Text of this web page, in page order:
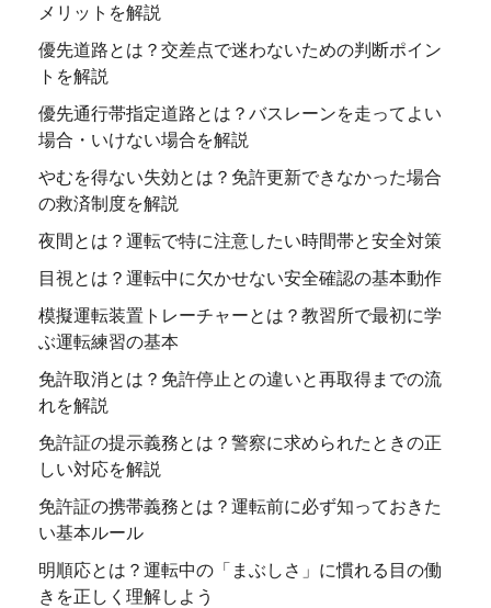
メリットを解説
優先道路とは？交差点で迷わないための判断ポイン
トを解説
優先通行帯指定道路とは？バスレーンを走ってよい
場合・いけない場合を解説
やむを得ない失効とは？免許更新できなかった場合
の救済制度を解説
夜間とは？運転で特に注意したい時間帯と安全対策
目視とは？運転中に欠かせない安全確認の基本動作
模擬運転装置トレーチャーとは？教習所で最初に学
ぶ運転練習の基本
免許取消とは？免許停止との違いと再取得までの流
れを解説
免許証の提示義務とは？警察に求められたときの正
しい対応を解説
免許証の携帯義務とは？運転前に必ず知っておきた
い基本ルール
明順応とは？運転中の「まぶしさ」に慣れる目の働
きを正しく理解しよう